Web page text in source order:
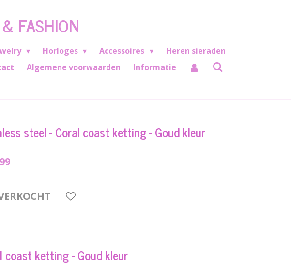
FASHION
Horloges Accessoires
Heren sieraden
Algemene voorwaarden Informatie
steel - Coral coast ketting - Goud kleur
coast ketting - Goud kleur